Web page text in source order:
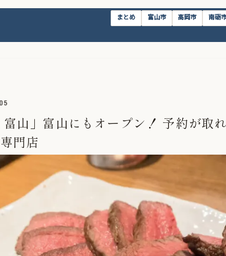
まとめ 富山市 高岡市 南砺
富山」富山にもオープン！ 予約が取
門店